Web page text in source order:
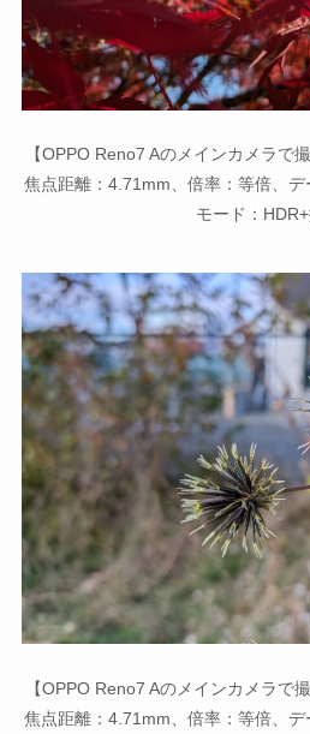
【OPPO Reno7 Aのメインカメラで
焦点距離：4.71mm、倍率：等倍、
モード：
【OPPO Reno7 Aのメインカメラで
焦点距離：4.71mm、倍率：等倍、